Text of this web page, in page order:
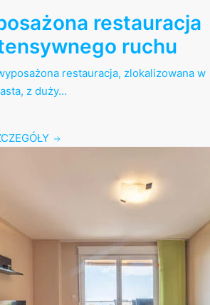
restauracja
ruchu
restauracja, zlokalizowana w
z duży…